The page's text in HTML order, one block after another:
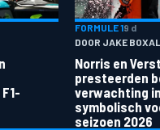
FORMULE 19 d
DOOR JAKE
Norris en
presteerden
verwachting
symbolisch
seizoen 2026